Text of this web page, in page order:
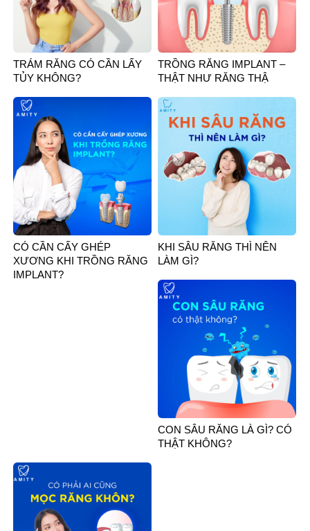
TRÁM RĂNG CÓ CẦN LẤY
TỦY KHÔNG?
TRỒNG RĂNG IMPLANT –
THẬT NHƯ RĂNG THẬ
CÓ CẦN CẤY GHÉP
XƯƠNG KHI TRỒNG RĂNG
IMPLANT?
KHI SÂU RĂNG THÌ NÊN
LÀM GÌ?
CON SÂU RĂNG LÀ GÌ? CÓ
THẬT KHÔNG?